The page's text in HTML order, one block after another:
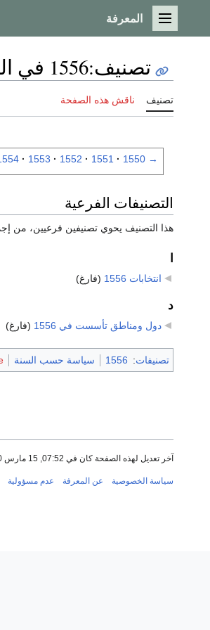
القائمة الرئيسية
المعرفة
تصنيف:1556 في السياسة
تصنيف ناقش هذه الصفحة
→
1550
1551
1552
1553
التصنيفات الفرعية
هذا التصنيف يحوي تصنيفين فرعيين، من
انتخابات 1556 (فارغ)
د
دول ومناطق تأسست في 1556 (فارغ)
تصنيفات:
1556 سياسة حسب السنة
آخر تعديل لهذه الصفحة كان في 07:52, 15 مارس 2010.
سياسة الخصوصية عن المعرفة عدم مسؤولية